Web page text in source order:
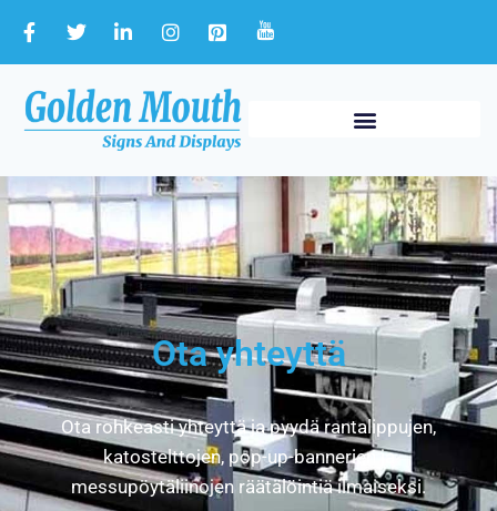
Ota yhteyttä
Ota rohkeasti yhteyttä ja pyydä rantalippujen,
katostelttojen, pop-up-bannerien ja
messupöytäliinojen räätälöintiä ilmaiseksi.